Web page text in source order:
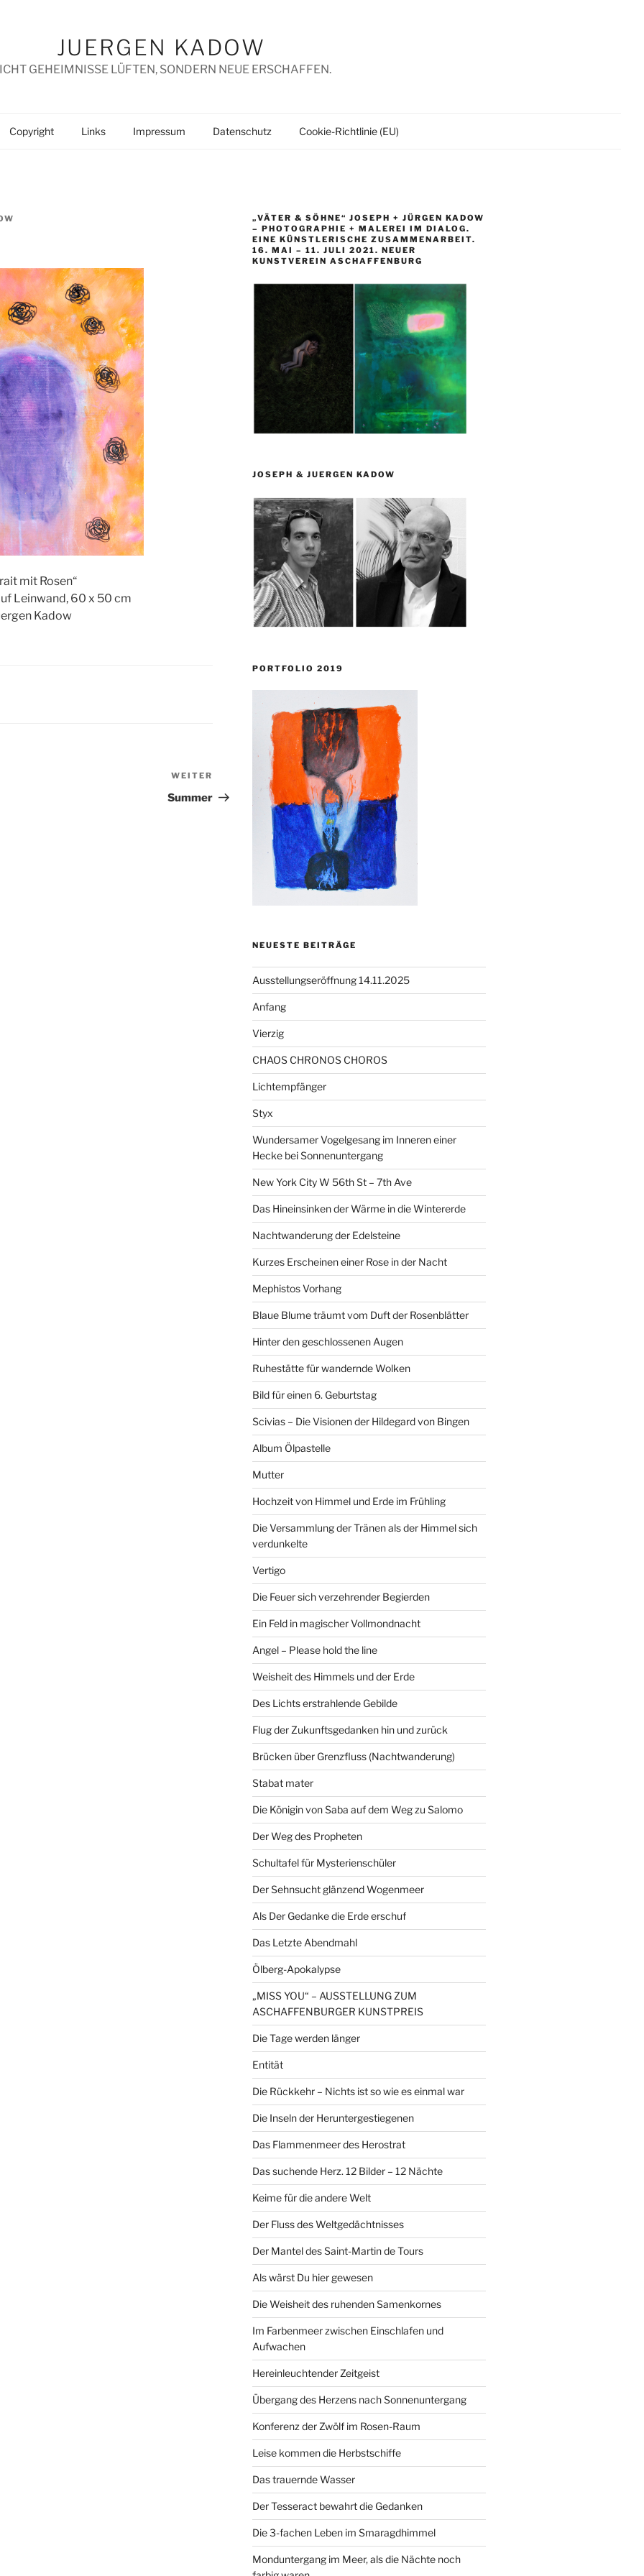
JUERGEN KADOW
GEHEIMNISSE LÜFTEN, SONDERN NEUE ERSCHAFFEN.
Copyright Links Impressum Datenschutz Cookie-Richtlinie (EU)
mit Rosen“
Leinwand, 60 x 50 cm
Kadow
Beitrag
WEITER
Summer
„VÄTER & SÖHNE“ JOSEPH + JÜRGEN KADOW
– PHOTOGRAPHIE + MALEREI IM DIALOG.
EINE KÜNSTLERISCHE ZUSAMMENARBEIT.
16. MAI – 11. JULI 2021. NEUER
KUNSTVEREIN ASCHAFFENBURG
JOSEPH & JUERGEN KADOW
PORTFOLIO 2019
NEUESTE BEITRÄGE
Ausstellungseröffnung 14.11.2025
Anfang
Vierzig
CHAOS CHRONOS CHOROS
Lichtempfänger
Styx
Wundersamer Vogelgesang im Inneren einer
Hecke bei Sonnenuntergang
New York City W 56th St – 7th Ave
Das Hineinsinken der Wärme in die Wintererde
Nachtwanderung der Edelsteine
Kurzes Erscheinen einer Rose in der Nacht
Mephistos Vorhang
Blaue Blume träumt vom Duft der Rosenblätter
Hinter den geschlossenen Augen
Ruhestätte für wandernde Wolken
Bild für einen 6. Geburtstag
Scivias – Die Visionen der Hildegard von Bingen
Album Ölpastelle
Mutter
Hochzeit von Himmel und Erde im Frühling
Die Versammlung der Tränen als der Himmel sich
verdunkelte
Vertigo
Die Feuer sich verzehrender Begierden
Ein Feld in magischer Vollmondnacht
Angel – Please hold the line
Weisheit des Himmels und der Erde
Des Lichts erstrahlende Gebilde
Flug der Zukunftsgedanken hin und zurück
Brücken über Grenzfluss (Nachtwanderung)
Stabat mater
Die Königin von Saba auf dem Weg zu Salomo
Der Weg des Propheten
Schultafel für Mysterienschüler
Der Sehnsucht glänzend Wogenmeer
Als Der Gedanke die Erde erschuf
Das Letzte Abendmahl
Ölberg-Apokalypse
„MISS YOU“ – AUSSTELLUNG ZUM
ASCHAFFENBURGER KUNSTPREIS
Die Tage werden länger
Entität
Die Rückkehr – Nichts ist so wie es einmal war
Die Inseln der Heruntergestiegenen
Das Flammenmeer des Herostrat
Das suchende Herz. 12 Bilder – 12 Nächte
Keime für die andere Welt
Der Fluss des Weltgedächtnisses
Der Mantel des Saint-Martin de Tours
Als wärst Du hier gewesen
Die Weisheit des ruhenden Samenkornes
Im Farbenmeer zwischen Einschlafen und
Aufwachen
Hereinleuchtender Zeitgeist
Übergang des Herzens nach Sonnenuntergang
Konferenz der Zwölf im Rosen-Raum
Leise kommen die Herbstschiffe
Das trauernde Wasser
Der Tesseract bewahrt die Gedanken
Die 3-fachen Leben im Smaragdhimmel
Monduntergang im Meer, als die Nächte noch